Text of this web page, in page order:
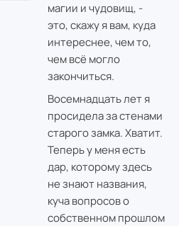
магии и чудовищ, -
это, скажу я вам, куда
интереснее, чем то,
чем всё могло
закончиться.
Восемнадцать лет я
просидела за стенами
старого замка. Хватит.
Теперь у меня есть
дар, которому здесь
не знают названия,
куча вопросов о
собственном прошлом